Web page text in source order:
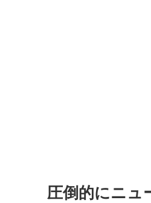
圧倒的にニュ